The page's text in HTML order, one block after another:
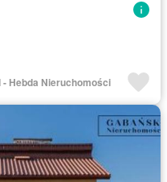
Hebda Nieruchomości